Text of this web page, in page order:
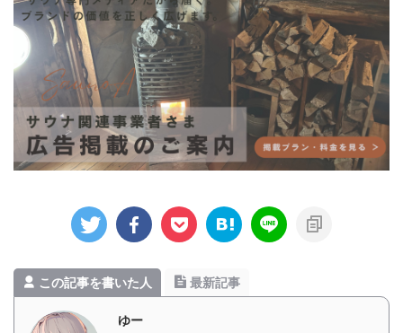
この記事を書いた人 最新記事
ゆー